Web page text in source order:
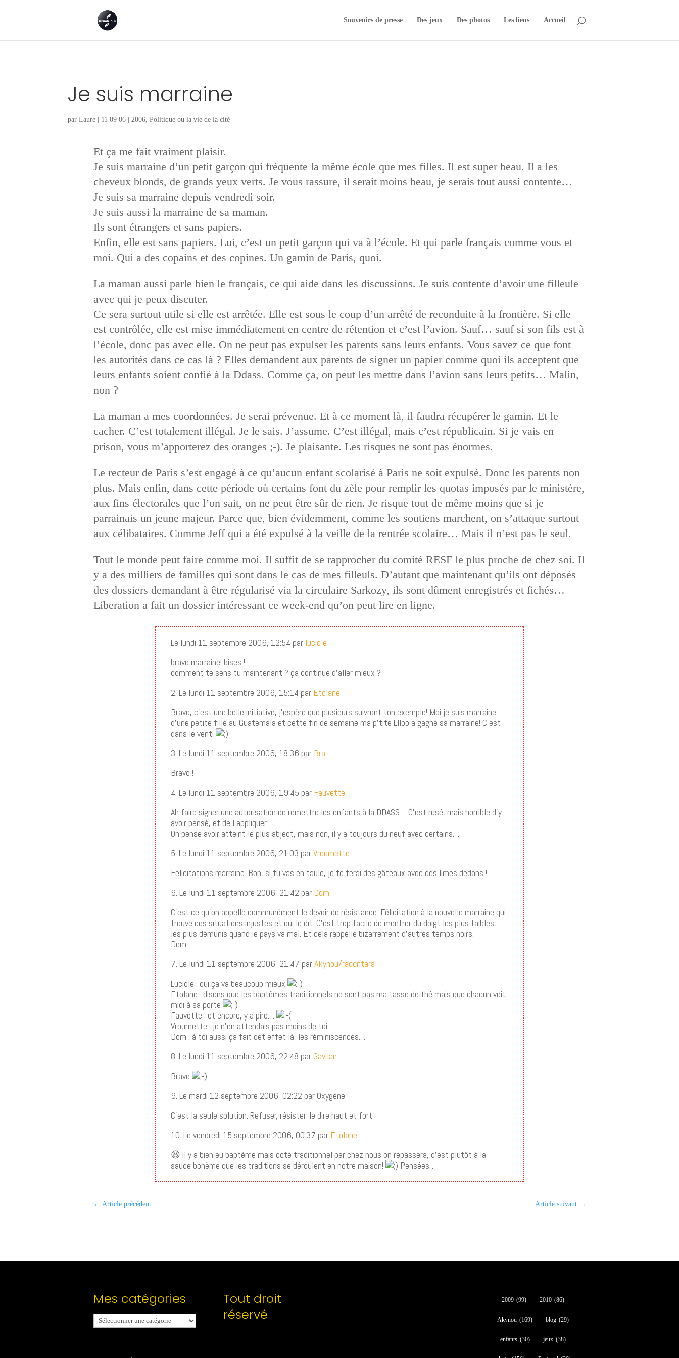
Souvenirs de presse Des jeux Des photos Les liens Accueil
Je suis marraine
parLaure | 11 09 06 | 2006 ,Politique ou la vie de la cité
Et ça me fait vraiment plaisir.
Je suis marraine d’un petit garçon qui fréquente la même école que mes filles. Il est super beau. Il a les
cheveux blonds, de grands yeux verts. Je vous rassure, il serait moins beau, je serais tout aussi contente…
Je suis sa marraine depuis vendredi soir.
Je suis aussi la marraine de sa maman.
Ils sont étrangers et sans papiers.
Enfin, elle est sans papiers. Lui, c’est un petit garçon qui va à l’école. Et qui parle français comme vous et
moi. Qui a des copains et des copines. Un gamin de Paris, quoi.
La maman aussi parle bien le français, ce qui aide dans les discussions. Je suis contente d’avoir une filleule
avec qui je peux discuter.
Ce sera surtout utile si elle est arrêtée. Elle est sous le coup d’un arrêté de reconduite à la frontière. Si elle
est contrôlée, elle est mise immédiatement en centre de rétention et c’est l’avion. Sauf… sauf si son fils est à
l’école, donc pas avec elle. On ne peut pas expulser les parents sans leurs enfants. Vous savez ce que font
les autorités dans ce cas là ? Elles demandent aux parents de signer un papier comme quoi ils acceptent que
leurs enfants soient confié à la Ddass. Comme ça, on peut les mettre dans l’avion sans leurs petits… Malin,
non ?
La maman a mes coordonnées. Je serai prévenue. Et à ce moment là, il faudra récupérer le gamin. Et le
cacher. C’est totalement illégal. Je le sais. J’assume. C’est illégal, mais c’est républicain. Si je vais en
prison, vous m’apporterez des oranges ;-). Je plaisante. Les risques ne sont pas énormes.
Le recteur de Paris s’est engagé à ce qu’aucun enfant scolarisé à Paris ne soit expulsé. Donc les parents non
plus. Mais enfin, dans cette période où certains font du zèle pour remplir les quotas imposés par le ministère,
aux fins électorales que l’on sait, on ne peut être sûr de rien. Je risque tout de même moins que si je
parrainais un jeune majeur. Parce que, bien évidemment, comme les soutiens marchent, on s’attaque surtout
aux célibataires. Comme Jeff qui a été expulsé à la veille de la rentrée scolaire… Mais il n’est pas le seul.
Tout le monde peut faire comme moi. Il suffit de se rapprocher du comité RESF le plus proche de chez soi. Il
y a des milliers de familles qui sont dans le cas de mes filleuls. D’autant que maintenant qu’ils ont déposés
des dossiers demandant à être régularisé via la circulaire Sarkozy, ils sont dûment enregistrés et fichés…
Liberation a fait un dossier intéressant ce week-end qu’on peut lire en ligne.
Le lundi 11 septembre 2006, 12:54 par luciole
bravo marraine! bises !
comment te sens tu maintenant ? ça continue d’aller mieux ?
2. Le lundi 11 septembre 2006, 15:14 par Etolane
Bravo, c’est une belle initiative, j’espère que plusieurs suivront ton exemple! Moi je suis marraine
d’une petite fille au Guatemala et cette fin de semaine ma p’tite LIloo a gagné sa marraine! C’est
dans le vent!
3. Le lundi 11 septembre 2006, 18:36 par Bra
Bravo !
4. Le lundi 11 septembre 2006, 19:45 par Fauvette
Ah faire signer une autorisation de remettre les enfants à la DDASS… C’est rusé, mais horrible d’y
avoir pensé, et de l’appliquer.
On pense avoir atteint le plus abject, mais non, il y a toujours du neuf avec certains…
5. Le lundi 11 septembre 2006, 21:03 parVroumette
Félicitations marraine. Bon, si tu vas en taule, je te ferai des gâteaux avec des limes dedans !
6. Le lundi 11 septembre 2006, 21:42 par Dom
C’est ce qu’on appelle communément le devoir de résistance. Félicitation à la nouvelle marraine qui
trouve ces situations injustes et qui le dit. C’est trop facile de montrer du doigt les plus faibles,
les plus démunis quand le pays va mal. Et cela rappelle bizarrement d’autres temps noirs.
Dom
7. Le lundi 11 septembre 2006, 21:47 parAkynou/racontars
Luciole : oui ça va beaucoup mieux
Etolane : disons que les baptêmes traditionnels ne sont pas ma tasse de thé mais que chacun voit
midi à sa porte
Fauvette : et encore, y a pire…
Vroumette : je n’en attendais pas moins de toi
Dom : à toi aussi ça fait cet effet là, les réminiscences…
8. Le lundi 11 septembre 2006, 22:48 parGavilan
Bravo
9. Le mardi 12 septembre 2006, 02:22 par Oxygène
C’est la seule solution. Refuser, résister, le dire haut et fort.
10. Le vendredi 15 septembre 2006, 00:37 par Etolane
😆 il y a bien eu baptème mais coté traditionnel par chez nous on repassera, c’est plutôt à la
sauce bohème que les traditions se déroulent en notre maison!
Pensées…
← Article précédent Article suivant→
Mes catégories
Mes
catégories
Tout droit
réservé
2009 (99) 2010 (86)
Akynou (169) blog (29)
enfants (30) jeux (38)